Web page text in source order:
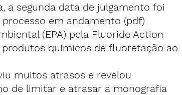
a segunda data de julgamento foi
processo em andamento (pdf)
(EPA) pela Fluoride Action
químicos de fluoretação ao
muitos atrasos e revelou
de limitar e atrasar a monografia